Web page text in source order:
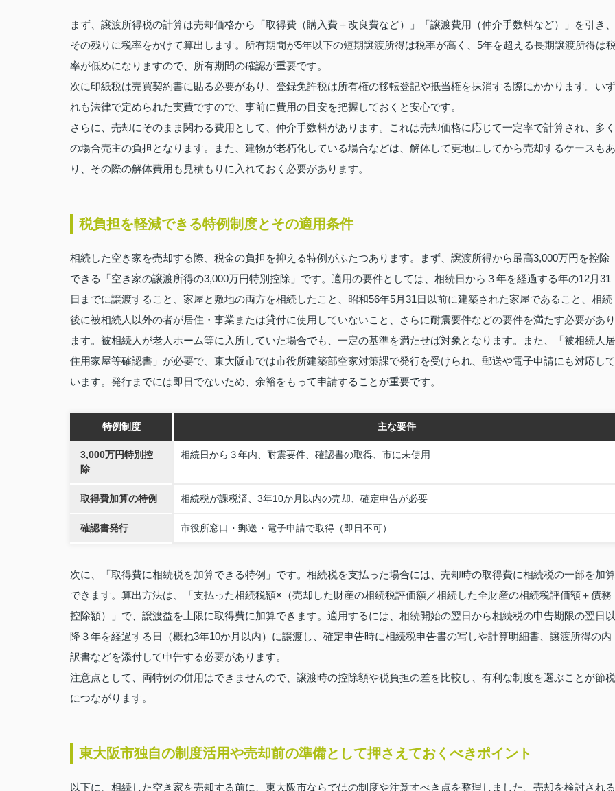
まず、譲渡所得税の計算は売却価格から「取得費（購入費＋改良費など）」「譲渡費用（仲介手数料など）」を引き、
その残りに税率をかけて算出します。所有期間が5年以下の短期譲渡所得は税率が高く、5年を超える長期譲渡所得は
率が低めになりますので、所有期間の確認が重要です。
次に印紙税は売買契約書に貼る必要があり、登録免許税は所有権の移転登記や抵当権を抹消する際にかかります。いず
れも法律で定められた実費ですので、事前に費用の目安を把握しておくと安心です。
さらに、売却にそのまま関わる費用として、仲介手数料があります。これは売却価格に応じて一定率で計算され、多く
の場合売主の負担となります。また、建物が老朽化している場合などは、解体して更地にしてから売却するケースもあ
り、その際の解体費用も見積もりに入れておく必要があります。
税負担を軽減できる特例制度とその適用条件
相続した空き家を売却する際、税金の負担を抑える特例がふたつあります。まず、譲渡所得から最高3,000万円を控除
できる「空き家の譲渡所得の3,000万円特別控除」です。適用の要件としては、相続日から３年を経過する年の12月31
日までに譲渡すること、家屋と敷地の両方を相続したこと、昭和56年5月31日以前に建築された家屋であること、相続
後に被相続人以外の者が居住・事業または貸付に使用していないこと、さらに耐震要件などの要件を満たす必要があり
ます。被相続人が老人ホーム等に入所していた場合でも、一定の基準を満たせば対象となります。また、「被相続人居
住用家屋等確認書」が必要で、東大阪市では市役所建築部空家対策課で発行を受けられ、郵送や電子申請にも対応して
います。発行までには即日でないため、余裕をもって申請することが重要です。
特例制度 主な要件
3,000万円特別控
除
相続日から３年内、耐震要件、確認書の取得、市に未使用
取得費加算の特例 相続税が課税済、3年10か月以内の売却、確定申告が必要
確認書発行 市役所窓口・郵送・電子申請で取得（即日不可）
次に、「取得費に相続税を加算できる特例」です。相続税を支払った場合には、売却時の取得費に相続税の一部を加算
できます。算出方法は、「支払った相続税額×（売却した財産の相続税評価額／相続した全財産の相続税評価額＋債務
控除額）」で、譲渡益を上限に取得費に加算できます。適用するには、相続開始の翌日から相続税の申告期限の翌日以
降３年を経過する日（概ね3年10か月以内）に譲渡し、確定申告時に相続税申告書の写しや計算明細書、譲渡所得の内
訳書などを添付して申告する必要があります。
注意点として、両特例の併用はできませんので、譲渡時の控除額や税負担の差を比較し、有利な制度を選ぶことが節税
につながります。
東大阪市独自の制度活用や売却前の準備として押さえておくべきポイント
以下に、相続した空き家を売却する前に、東大阪市ならではの制度や注意すべき点を整理しました。売却を検討される